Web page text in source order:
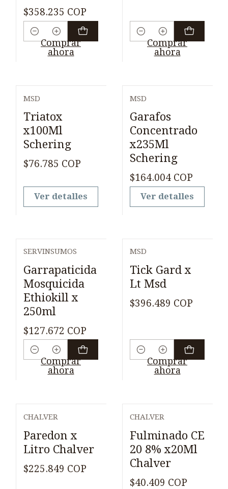
$358.235 COP
Cantidad
Comprar
ahora
Cantidad
Comprar
ahora
MSD
Triatox
x100Ml
Schering
$76.785 COP
Ver detalles
MSD
Garafos
Concentrado
x235Ml
Schering
$164.004 COP
Ver detalles
SERVINSUMOS
Garrapaticida
Mosquicida
Ethiokill x
250ml
$127.672 COP
Cantidad
Comprar
ahora
MSD
Tick Gard x
Lt Msd
$396.489 COP
Cantidad
Comprar
ahora
CHALVER
Paredon x
Litro Chalver
$225.849 COP
CHALVER
Fulminado CE
20 8% x20Ml
Chalver
$40.409 COP